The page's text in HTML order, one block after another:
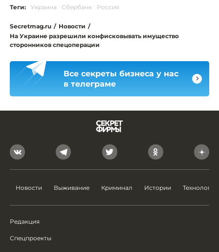
Теги: Украина Сбербанк Россия
Secretmag.ru / Новости /
На Украине разрешили конфисковывать имущество
сторонников спецоперации
Все секреты бизнеса у нас
в телеграме
Новости Выживание Криминал Истории Технологии
Редакция
Спецпроекты